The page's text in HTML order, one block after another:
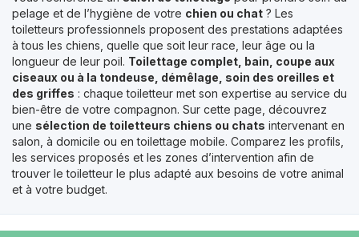
pelage et de l’hygiène de votre chien ou chat ? Les
toiletteurs professionnels proposent des prestations adaptées
à tous les chiens, quelle que soit leur race, leur âge ou la
longueur de leur poil. Toilettage complet, bain, coupe aux
ciseaux ou à la tondeuse, démêlage, soin des oreilles et
des griffes : chaque toiletteur met son expertise au service du
bien-être de votre compagnon. Sur cette page, découvrez
une sélection de toiletteurs chiens ou chats intervenant en
salon, à domicile ou en toilettage mobile. Comparez les profils,
les services proposés et les zones d’intervention afin de
trouver le toiletteur le plus adapté aux besoins de votre animal
et à votre budget.